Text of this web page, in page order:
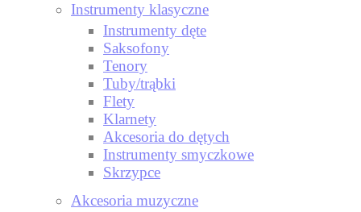
Instrumenty klasyczne
Instrumenty dęte
Saksofony
Tenory
Tuby/trąbki
Flety
Klarnety
Akcesoria do dętych
Instrumenty smyczkowe
Skrzypce
Akcesoria muzyczne